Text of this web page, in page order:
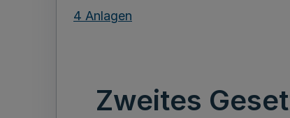
4 Anlagen
Zweites